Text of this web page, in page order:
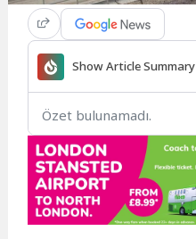
Show Article Summary
Özet bulunamadı.